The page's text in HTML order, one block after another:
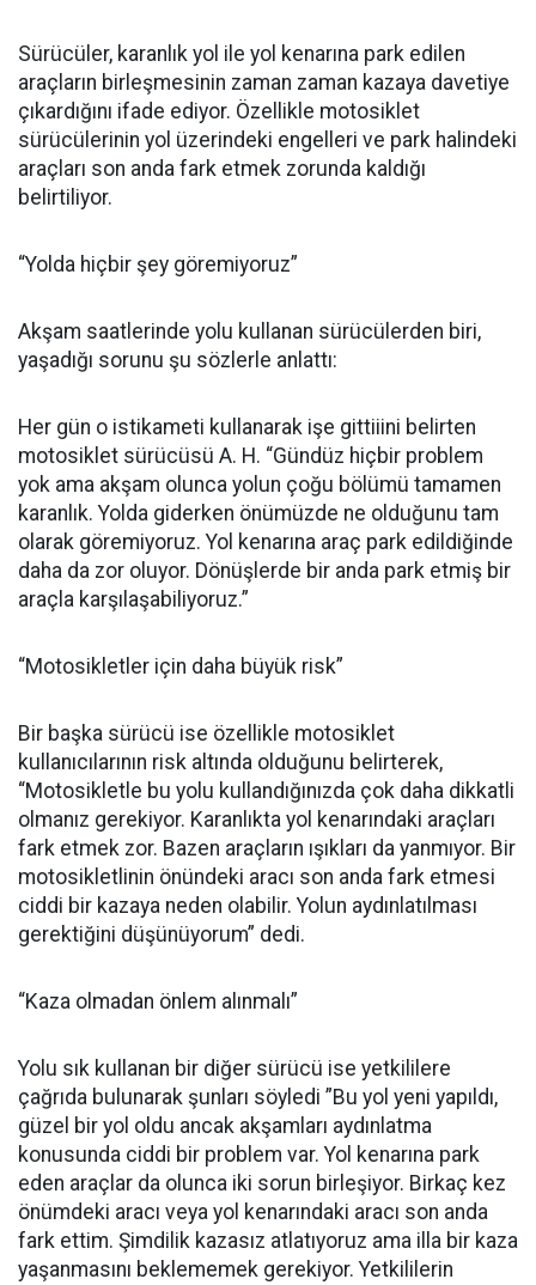
Sürücüler, karanlık yol ile yol kenarına park edilen
araçların birleşmesinin zaman zaman kazaya davetiye
çıkardığını ifade ediyor. Özellikle motosiklet
sürücülerinin yol üzerindeki engelleri ve park halindeki
araçları son anda fark etmek zorunda kaldığı
belirtiliyor.
“Yolda hiçbir şey göremiyoruz”
Akşam saatlerinde yolu kullanan sürücülerden biri,
yaşadığı sorunu şu sözlerle anlattı:
Her gün o istikameti kullanarak işe gittiiini belirten
motosiklet sürücüsü A. H. “Gündüz hiçbir problem
yok ama akşam olunca yolun çoğu bölümü tamamen
karanlık. Yolda giderken önümüzde ne olduğunu tam
olarak göremiyoruz. Yol kenarına araç park edildiğinde
daha da zor oluyor. Dönüşlerde bir anda park etmiş bir
araçla karşılaşabiliyoruz.”
“Motosikletler için daha büyük risk”
Bir başka sürücü ise özellikle motosiklet
kullanıcılarının risk altında olduğunu belirterek,
“Motosikletle bu yolu kullandığınızda çok daha dikkatli
olmanız gerekiyor. Karanlıkta yol kenarındaki araçları
fark etmek zor. Bazen araçların ışıkları da yanmıyor. Bir
motosikletlinin önündeki aracı son anda fark etmesi
ciddi bir kazaya neden olabilir. Yolun aydınlatılması
gerektiğini düşünüyorum” dedi.
“Kaza olmadan önlem alınmalı”
Yolu sık kullanan bir diğer sürücü ise yetkililere
çağrıda bulunarak şunları söyledi ”Bu yol yeni yapıldı,
güzel bir yol oldu ancak akşamları aydınlatma
konusunda ciddi bir problem var. Yol kenarına park
eden araçlar da olunca iki sorun birleşiyor. Birkaç kez
önümdeki aracı veya yol kenarındaki aracı son anda
fark ettim. Şimdilik kazasız atlatıyoruz ama illa bir kaza
yaşanmasını beklememek gerekiyor. Yetkililerin